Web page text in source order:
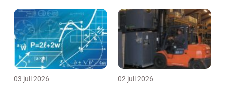
03 juli 2026 02 juli 2026